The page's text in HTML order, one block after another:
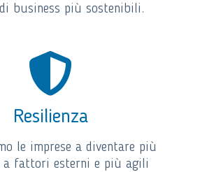
business più sostenibili.
Resilienza
le imprese a diventare più
a fattori esterni e più agili